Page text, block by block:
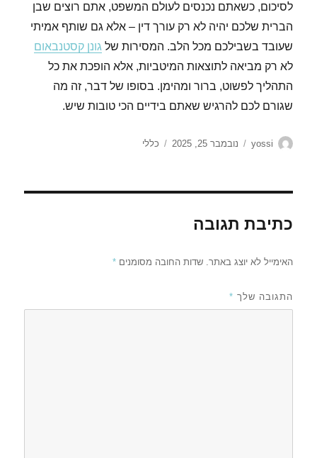
לסיכום, כשאתם נכנסים לעולם המשפט, אתם רוצים שבן
הברית שלכם יהיה לא רק עורך דין – אלא גם שותף אמיתי
שעובד בשבילכם מכל הלב. המסירות של גונן קסטנבאום
לא רק מביאה לתוצאות המיטביות, אלא הופכת את כל
התהליך לפשוט, ברור ומהימן. בסופו של דבר, זה מה
שגורם לכם להרגיש שאתם בידיים הכי טובות שיש.
מחבר
yossi
פורסם
נובמבר 25, 2025 קטגוריות
כללי
כתיבת תגובה
האימייל לא יוצג באתר. שדות החובה מסומנים*
התגובה שלך *